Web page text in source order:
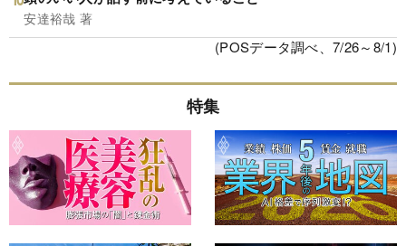
安達裕哉 著
(POSデータ調べ、7/26～8/1)
特集